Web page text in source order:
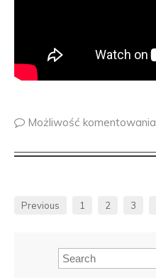
Możliwość komentowania
Previous 1 2 3